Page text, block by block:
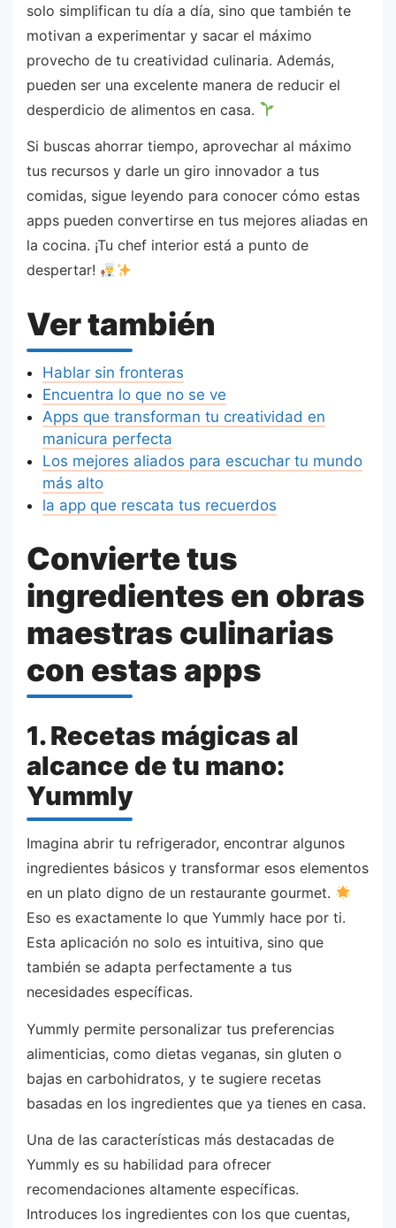
solo simplifican tu día a día, sino que también te
motivan a experimentar y sacar el máximo
provecho de tu creatividad culinaria. Además,
pueden ser una excelente manera de reducir el
desperdicio de alimentos en casa.
Si buscas ahorrar tiempo, aprovechar al máximo
tus recursos y darle un giro innovador a tus
comidas, sigue leyendo para conocer cómo estas
apps pueden convertirse en tus mejores aliadas en
la cocina. ¡Tu chef interior está a punto de
despertar!
Ver también
Hablar sin fronteras
Encuentra lo que no se ve
Apps que transforman tu creatividad en
manicura perfecta
Los mejores aliados para escuchar tu mundo
más alto
la app que rescata tus recuerdos
Convierte tus
ingredientes en obras
maestras culinarias
con estas apps
1. Recetas mágicas al
alcance de tu mano:
Yummly
Imagina abrir tu refrigerador, encontrar algunos
ingredientes básicos y transformar esos elementos
en un plato digno de un restaurante gourmet.
Eso es exactamente lo que Yummly hace por ti.
Esta aplicación no solo es intuitiva, sino que
también se adapta perfectamente a tus
necesidades específicas.
Yummly permite personalizar tus preferencias
alimenticias, como dietas veganas, sin gluten o
bajas en carbohidratos, y te sugiere recetas
basadas en los ingredientes que ya tienes en casa.
Una de las características más destacadas de
Yummly es su habilidad para ofrecer
recomendaciones altamente específicas.
Introduces los ingredientes con los que cuentas,